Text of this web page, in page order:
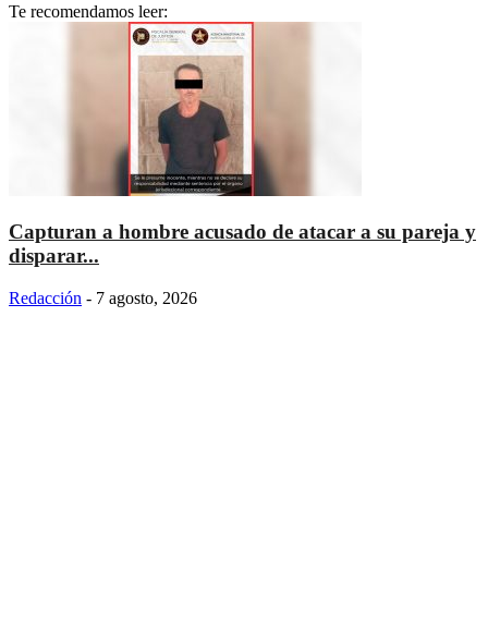
Te recomendamos leer:
Capturan a hombre acusado de atacar a su pareja y
disparar...
Redacción - 7 agosto, 2026